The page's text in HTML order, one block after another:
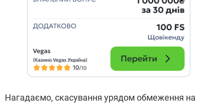
Нагадаємо, скасування урядом обмеження на